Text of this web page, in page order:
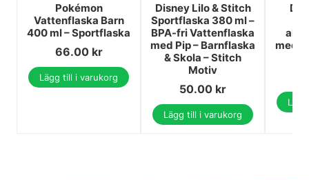
Pokémon
Vattenflaska Barn
400 ml – Sportflaska
66.00 kr
Lägg till i varukorg
Disney Lilo & Stitch
Sportflaska 380 ml –
BPA-fri Vattenflaska
med Pip – Barnflaska
& Skola – Stitch
Motiv
50.00 kr
Lägg till i varukorg
med